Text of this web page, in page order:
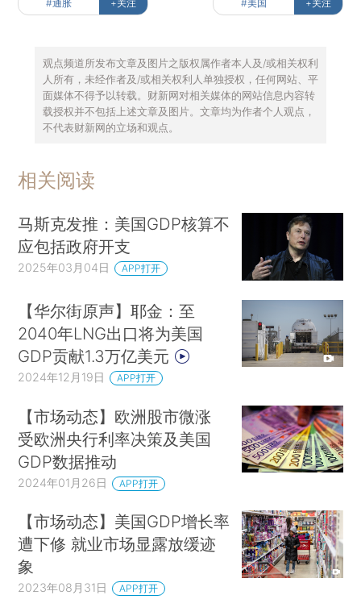
#通胀 +关注 #美国 +关注
观点频道所发布文章及图片之版权属作者本人及/或相关权利
人所有，未经作者及/或相关权利人单独授权，任何网站、平
面媒体不得予以转载。财新网对相关媒体的网站信息内容转
载授权并不包括上述文章及图片。文章均为作者个人观点，
不代表财新网的立场和观点。
相关阅读
马斯克发推：美国GDP核算不
应包括政府开支
2025年03月04日 APP打开
【华尔街原声】耶金：至
2040年LNG出口将为美国
GDP贡献1.3万亿美元
2024年12月19日 APP打开
【市场动态】欧洲股市微涨
受欧洲央行利率决策及美国
GDP数据推动
2024年01月26日 APP打开
【市场动态】美国GDP增长率
遭下修 就业市场显露放缓迹
象
2023年08月31日 APP打开